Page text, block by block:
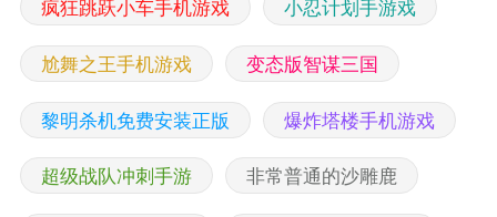
疯狂跳跃小车手机游戏 小忍计划手游戏
尬舞之王手机游戏 变态版智谋三国
黎明杀机免费安装正版 爆炸塔楼手机游戏
超级战队冲刺手游 非常普通的沙雕鹿